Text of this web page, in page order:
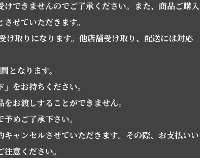
できませんのでご了承ください。また、商品ご購入
せていただきます。
取りになります。他店舗受け取り、配送には対応
となります。
をお持ちください。
お渡しすることができません。
めご了承下さい。
キャンセルさせていただきます。その際、お支払いい
意ください。